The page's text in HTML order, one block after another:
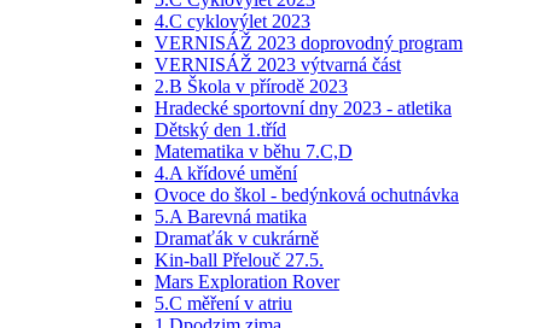
4.C cyklovýlet 2023
VERNISÁŽ 2023 doprovodný program
VERNISÁŽ 2023 výtvarná část
2.B Škola v přírodě 2023
Hradecké sportovní dny 2023 - atletika
Dětský den 1.tříd
Matematika v běhu 7.C,D
4.A křídové umění
Ovoce do škol - bedýnková ochutnávka
5.A Barevná matika
Dramaťák v cukrárně
Kin-ball Přelouč 27.5.
Mars Exploration Rover
5.C měření v atriu